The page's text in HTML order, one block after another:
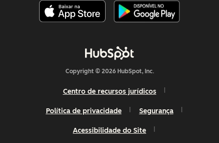
Copyright © 2026 HubSpot, Inc.
Centro de recursos jurídicos
Política de privacidade Segurança
Acessibilidade do Site